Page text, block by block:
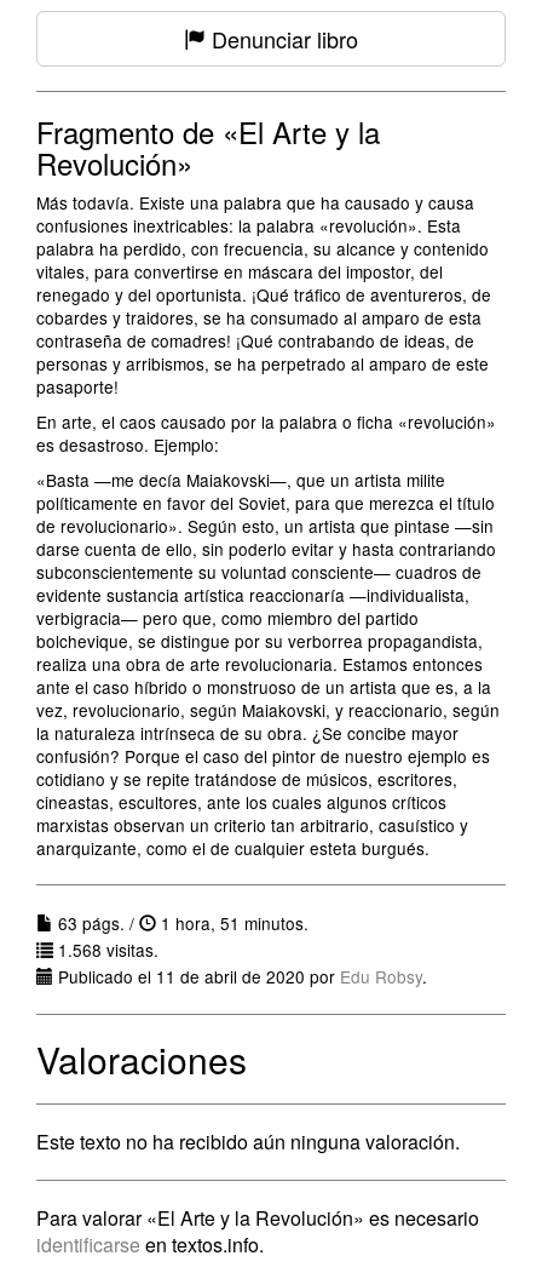
Denunciar libro
Fragmento de «El Arte y la
Revolución»
Más todavía. Existe una palabra que ha causado y causa
confusiones inextricables: la palabra «revolución». Esta
palabra ha perdido, con frecuencia, su alcance y contenido
vitales, para convertirse en máscara del impostor, del
renegado y del oportunista. ¡Qué tráfico de aventureros, de
cobardes y traidores, se ha consumado al amparo de esta
contraseña de comadres! ¡Qué contrabando de ideas, de
personas y arribismos, se ha perpetrado al amparo de este
pasaporte!
En arte, el caos causado por la palabra o ficha «revolución»
es desastroso. Ejemplo:
«Basta —me decía Maiakovski—, que un artista milite
políticamente en favor del Soviet, para que merezca el título
de revolucionario». Según esto, un artista que pintase —sin
darse cuenta de ello, sin poderlo evitar y hasta contrariando
subconscientemente su voluntad consciente— cuadros de
evidente sustancia artística reaccionaría —individualista,
verbigracia— pero que, como miembro del partido
bolchevique, se distingue por su verborrea propagandista,
realiza una obra de arte revolucionaria. Estamos entonces
ante el caso híbrido o monstruoso de un artista que es, a la
vez, revolucionario, según Maiakovski, y reaccionario, según
la naturaleza intrínseca de su obra. ¿Se concibe mayor
confusión? Porque el caso del pintor de nuestro ejemplo es
cotidiano y se repite tratándose de músicos, escritores,
cineastas, escultores, ante los cuales algunos críticos
marxistas observan un criterio tan arbitrario, casuístico y
anarquizante, como el de cualquier esteta burgués.
63 págs. /
1 hora, 51 minutos.
1.568 visitas.
Publicado el 11 de abril de 2020 por Edu Robsy.
Valoraciones
Este texto no ha recibido aún ninguna valoración.
Para valorar «El Arte y la Revolución» es necesario
identificarse en textos.info.